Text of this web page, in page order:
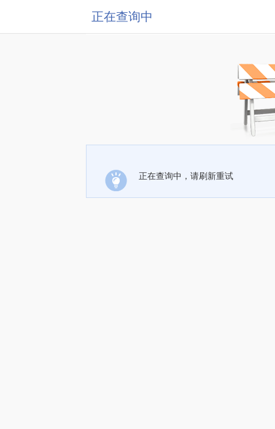
正在查询中
正在查询中，请刷新重试